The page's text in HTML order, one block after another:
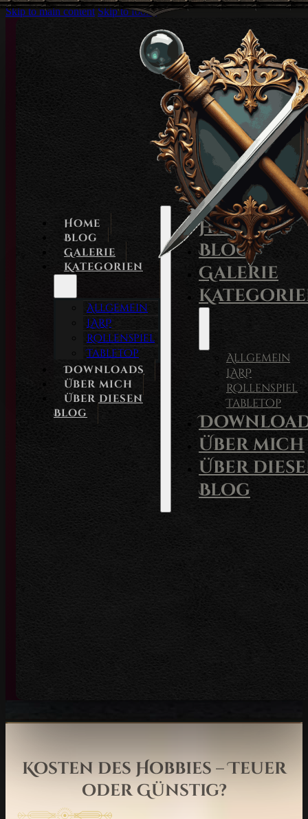
Skip to main content Skip to footer
Home
Blog
Galerie
Kategorien
Allgemein
LARP
Rollenspiel
Tabletop
Downloads
Über mich
Über diesen
Blog
Home
Blog
Galerie
Allgemein
LARP
Rollenspiel
Tabletop
Über mich
Über
Blog
Kosten des Hobbies – Teuer
oder Günstig?